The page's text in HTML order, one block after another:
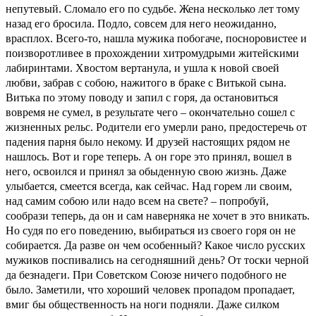
непутевый. Сломало его по судьбе. Жена несколько лет тому
назад его бросила. Подло, совсем для него неожиданно,
врасплох. Всего-то, нашла мужика побогаче, посноровистее и
поизворотливее в прохождении хитромудрыми житейскими
лабиринтами. Хвостом вертанула, и ушла к новой своей
любви, забрав с собою, нажитого в браке с Витькой сына.
Витька по этому поводу и запил с горя, да остановиться
вовремя не сумел, в результате чего – окончательно сошел с
жизненных рельс. Родители его умерли рано, предостеречь от
падения парня было некому. И друзей настоящих рядом не
нашлось. Вот и горе теперь. А он горе это принял, вошел в
него, освоился и принял за обыденную свою жизнь. Даже
улыбается, смеется всегда, как сейчас. Над горем ли своим,
над самим собою или надо всем на свете? – попробуй,
сообрази теперь, да он и сам наверняка не хочет в это вникать.
Но судя по его поведению, выбираться из своего горя он не
собирается. Да разве он чем особенный? Какое число русских
мужиков поспивались на сегодняшний день? От тоски черной
да безнадеги. При Советском Союзе ничего подобного не
было. Заметили, что хороший человек пропадом пропадает,
вмиг бы общественность на ноги подняли. Даже силком